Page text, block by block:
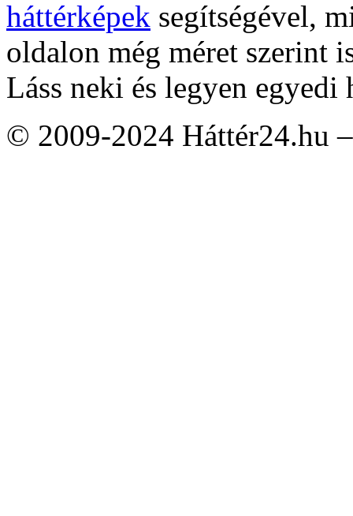
háttérképek segítségével,
oldalon még méret szerint
Láss neki és legyen egyedi
© 2009-2024 Háttér24.hu